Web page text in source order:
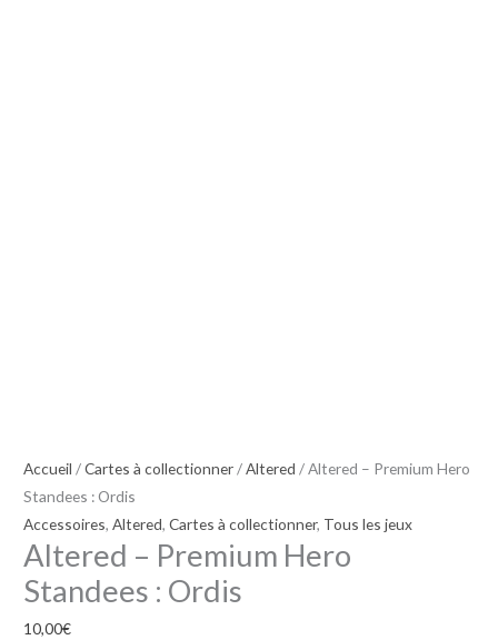
Accueil /Cartes à collectionner/Altered / Altered – Premium Hero
Standees : Ordis
Accessoires,Altered,Cartes à collectionner, Tous les jeux
Altered – Premium Hero
Standees : Ordis
10,00€